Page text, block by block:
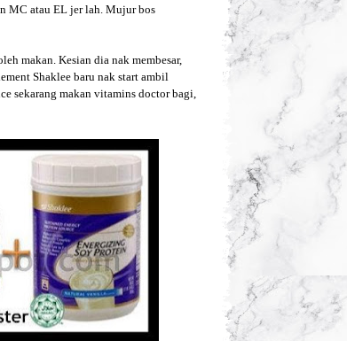
MC atau EL jer lah. Mujur bos
makan. Kesian dia nak membesar,
Shaklee baru nak start ambil
sekarang makan vitamins doctor bagi,